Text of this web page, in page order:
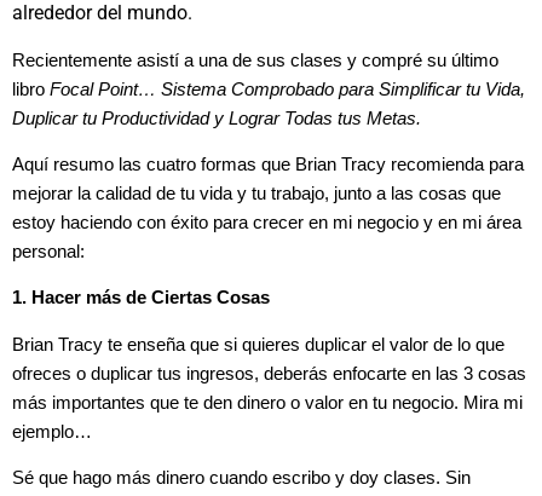
alrededor del mundo.
Recientemente asistí a una de sus clases y compré su último
libro Focal Point… Sistema Comprobado para Simplificar tu Vida,
Duplicar tu Productividad y Lograr Todas tus Metas.
Aquí resumo las cuatro formas que Brian Tracy recomienda para
mejorar la calidad de tu vida y tu trabajo, junto a las cosas que
estoy haciendo con éxito para crecer en mi negocio y en mi área
personal:
1. Hacer más de Ciertas Cosas
Brian Tracy te enseña que si quieres duplicar el valor de lo que
ofreces o duplicar tus ingresos, deberás enfocarte en las 3 cosas
más importantes que te den dinero o valor en tu negocio. Mira mi
ejemplo…
Sé que hago más dinero cuando escribo y doy clases. Sin